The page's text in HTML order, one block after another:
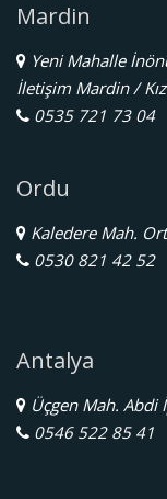
Mardin
Yeni Mahalle
İletişim Mardin /
0535 721 73 04
Ordu
Kaledere Mah.
0530 821 42 52
Antalya
Üçgen Mah. Abdi
0546 522 85 41